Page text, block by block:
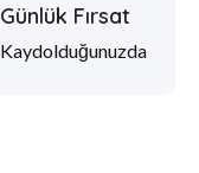
Günlük Fırsat
Kaydolduğunuzda